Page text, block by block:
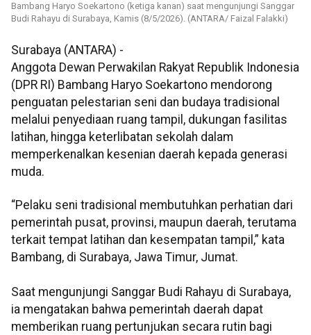
Bambang Haryo Soekartono (ketiga kanan) saat mengunjungi Sanggar
Budi Rahayu di Surabaya, Kamis (8/5/2026). (ANTARA/ Faizal Falakki)
Surabaya (ANTARA) -
Anggota Dewan Perwakilan Rakyat Republik Indonesia
(DPR RI) Bambang Haryo Soekartono mendorong
penguatan pelestarian seni dan budaya tradisional
melalui penyediaan ruang tampil, dukungan fasilitas
latihan, hingga keterlibatan sekolah dalam
memperkenalkan kesenian daerah kepada generasi
muda.
“Pelaku seni tradisional membutuhkan perhatian dari
pemerintah pusat, provinsi, maupun daerah, terutama
terkait tempat latihan dan kesempatan tampil,” kata
Bambang, di Surabaya, Jawa Timur, Jumat.
Saat mengunjungi Sanggar Budi Rahayu di Surabaya,
ia mengatakan bahwa pemerintah daerah dapat
memberikan ruang pertunjukan secara rutin bagi